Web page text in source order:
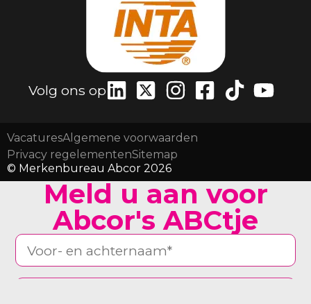
Volg ons op
VacaturesAlgemene voorwaarden
Privacy regelementenSitemap
© Merkenbureau Abcor 2026
Meld u aan voor
Abcor's ABCtje